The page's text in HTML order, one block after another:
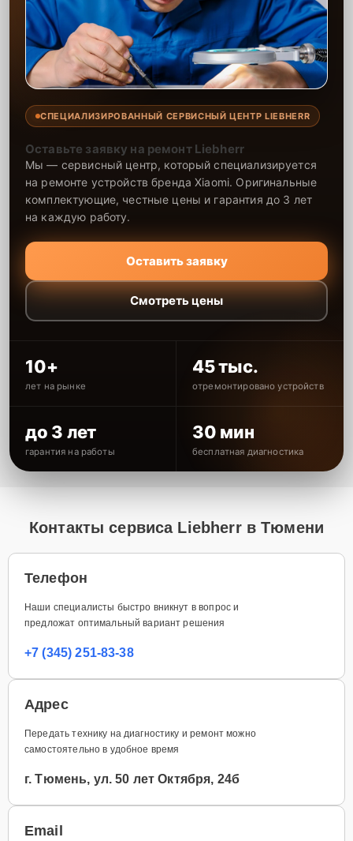
СПЕЦИАЛИЗИРОВАННЫЙ СЕРВИСНЫЙ ЦЕНТР LIEBHERR
Оставьте заявку на ремонт Liebherr
Мы — сервисный центр, который специализируется
на ремонте устройств бренда Xiaomi. Оригинальные
комплектующие, честные цены и гарантия до 3 лет
на каждую работу.
Оставить заявку
Смотреть цены
10+
лет на рынке
45 тыс.
отремонтировано устройств
до 3 лет
гарантия на работы
30 мин
бесплатная диагностика
Контакты сервиса Liebherr в Тюмени
Телефон
Наши специалисты быстро вникнут в вопрос и
предложат оптимальный вариант решения
+7 (345) 251-83-38
Адрес
Передать технику на диагностику и ремонт можно
самостоятельно в удобное время
г. Тюмень, ул. 50 лет Октября, 24б
Email